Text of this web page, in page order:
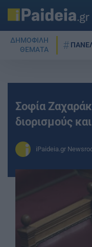
ΔΗΜΟΦΙΛΗ
ΘΕΜΑΤΑ
Σοφία
διορισμούς
iPaideia.gr